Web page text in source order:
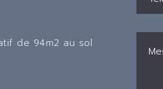
de 94m2 au sol